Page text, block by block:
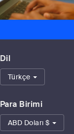
Dil
Türkçe
Para Birimi
ABD Doları $